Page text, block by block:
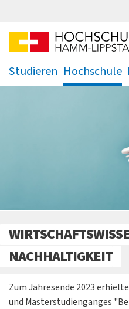
Studieren
.
Hochschule
. .
NACHHALTIGKEIT
Zum Jahresende 2023
und Masterstudienganges